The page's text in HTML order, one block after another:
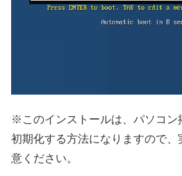
※このインストールは、パソコン
初期化する方法になりますので
意ください。